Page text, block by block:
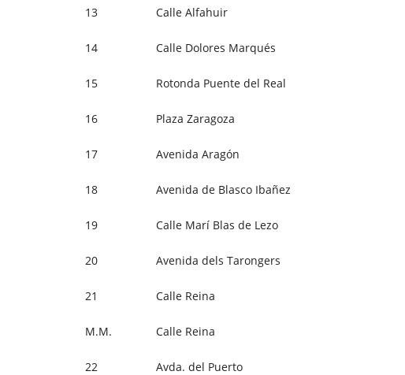
13 Calle Alfahuir
14 Calle Dolores Marqués
15 Rotonda Puente del Real
16 Plaza Zaragoza
17 Avenida Aragón
18 Avenida de Blasco Ibañez
19 Calle Marí Blas de Lezo
20 Avenida dels Tarongers
21 Calle Reina
M.M. Calle Reina
22 Avda. del Puerto